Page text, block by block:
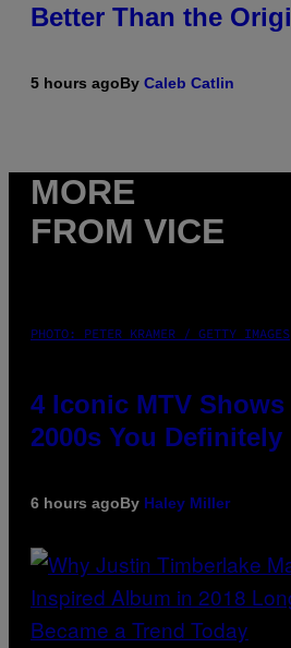
Better Than the
5 hours agoBy Caleb Catlin
MORE
FROM VICE
PHOTO: PETER KRAMER / GETTY IMAGES
4 Iconic MTV
2000s You
6 hours agoBy Haley Miller